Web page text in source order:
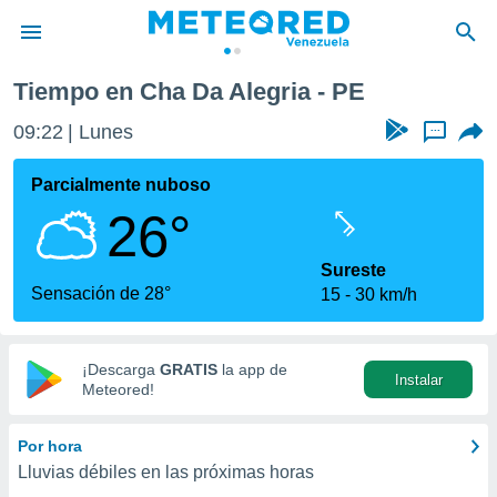
de
ha
que se
calidad.
a este
las
y
digital
basada
Tiempo en Cha Da Alegria - PE
09:22 Lunes ...
Parcialmente nuboso
26°
Sensación de 28°
Sureste
15
30 km/h
¡Descarga GRATIS la app de
Meteored!
Instalar
Por hora
Lluvias débiles en las próximas horas